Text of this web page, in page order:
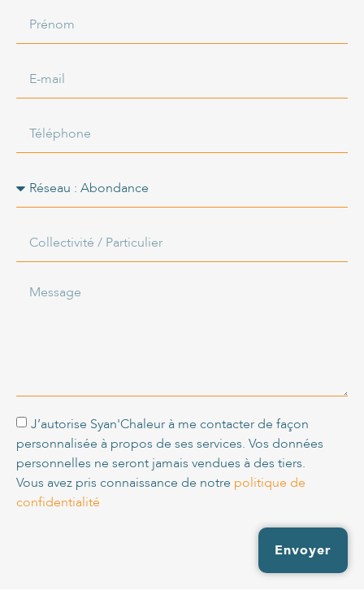
J’autorise Syan'Chaleur à me contacter de façon
personnalisée à propos de ses services. Vos données
personnelles ne seront jamais vendues à des tiers.
Vous avez pris connaissance de notre politique de
confidentialité
Envoyer